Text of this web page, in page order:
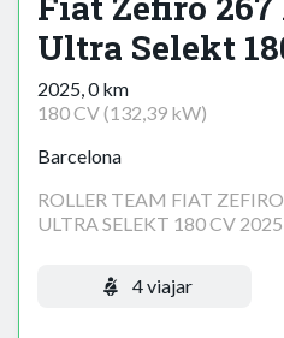
Ultra Selekt
2025, 0 km
180 CV (132,39 kW)
Barcelona
ROLLER TEAM FIAT
ULTRA SELEKT 180 CV
4 viajar